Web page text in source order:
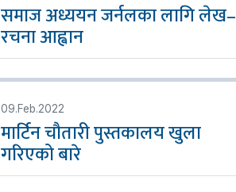
समाज अध्ययन जर्नलका लागि लेख–
रचना आह्वान
09.Feb.2022
मार्टिन चौतारी पुस्तकालय खुला
गरिएको बारे